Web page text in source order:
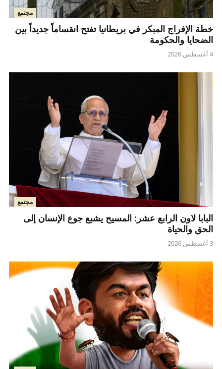
مجتمع
خطة الإفراج المبكر في بريطانيا تفتح انقساماً جديداً بين
الضحايا والحكومة
4 أغسطس 2026
مجتمع
البابا لاون الرابع عشر: المسيح يشبع جوع الإنسان إلى
الحق والحياة
3 أغسطس 2026